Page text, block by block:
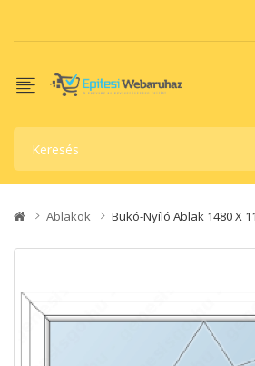
Ablakok Bukó-Nyíló Ablak 1480 X